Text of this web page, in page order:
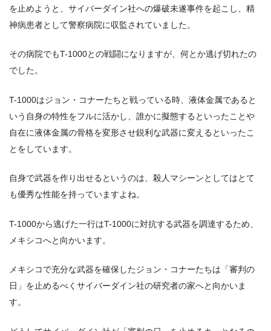
を止めようと、サイバーダイン社への爆破未遂事件を起こし、精
神病患者として警察病院に収監されていました。
その病院でもT-1000との戦闘になりますが、何とか逃げ切れたの
でした。
T-1000はジョン・コナーたちと戦っている時、液体金属であると
いう自身の特性をフルに活かし、誰かに擬態するといったことや
自在に液体金属の骨格を変形させ鋭利な武器に変えるといったこ
とをしています。
自身で武器を作り出せるというのは、殺人マシーンとしてはとて
も優秀な性能を持っていますよね。
T-1000から逃げた一行はT-1000に対抗する武器を調達するため、
メキシコへと向かいます。
メキシコで充分な武器を確保したジョン・コナーたちは「審判の
日」を止めるべくサイバーダイン社の研究者の家へと向かいま
す。